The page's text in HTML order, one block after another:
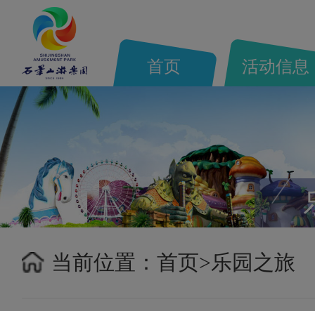
首页 活动信息
当前位置： 首页>乐园之旅